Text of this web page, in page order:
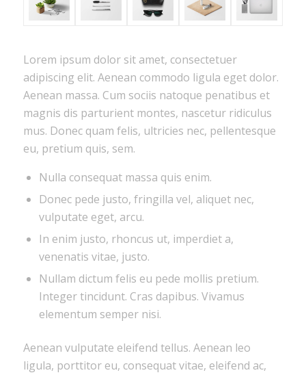
Lorem ipsum dolor sit amet, consectetuer
adipiscing elit. Aenean commodo ligula eget dolor.
Aenean massa. Cum sociis natoque penatibus et
magnis dis parturient montes, nascetur ridiculus
mus. Donec quam felis, ultricies nec, pellentesque
eu, pretium quis, sem.
Nulla consequat massa quis enim.
Donec pede justo, fringilla vel, aliquet nec,
vulputate eget, arcu.
In enim justo, rhoncus ut, imperdiet a,
venenatis vitae, justo.
Nullam dictum felis eu pede mollis pretium.
Integer tincidunt. Cras dapibus. Vivamus
elementum semper nisi.
Aenean vulputate eleifend tellus. Aenean leo
ligula, porttitor eu, consequat vitae, eleifend ac,